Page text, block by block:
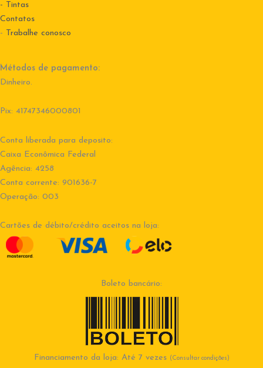
- Tintas
Contatos
- Trabalhe conosco
Métodos de pagamento:
Dinheiro.
Pix: 41747346000801
Conta liberada para deposito:
Caixa Econômica Federal
Agência: 4258
Conta corrente: 901636-7
Operação: 003
Cartões de débito/crédito aceitos na loja:
Boleto bancário:
Financiamento da loja: Até 7 vezes (Consultar condições)